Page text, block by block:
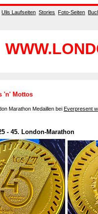
Ulis Laufseiten Stories Foto-Seiten
'n' Mottos
Marathon Medaillen bei Everpresent
- 45. London-Marathon